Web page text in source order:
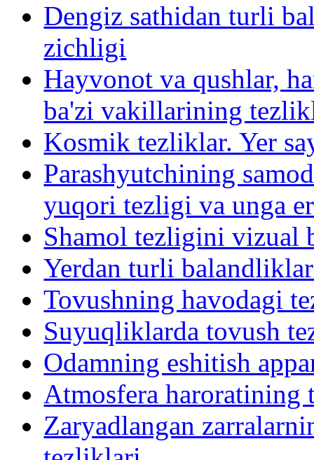
Dengiz sathidan turli
zichligi
Hayvonot va qushlar,
ba'zi vakillarining
Kosmik tezliklar. Yer
Parashyutchining
yuqori tezligi va unga
Shamol tezligini vizual
Yerdan turli
Tovushning havodagi
Suyuqliklarda tovush
Odamning eshitish
Atmosfera
Zaryadlangan